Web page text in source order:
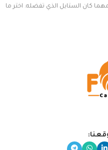
كان الستايل الذي تفضله. اختر ما